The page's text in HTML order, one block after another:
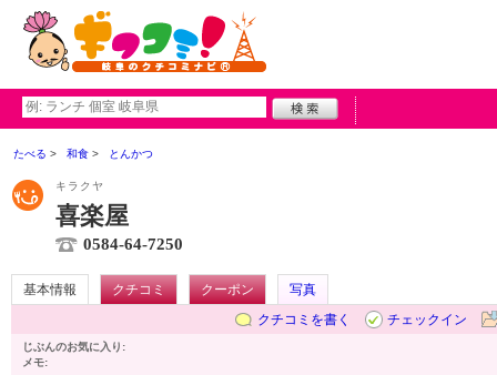
たべる 和食 とんかつ
キラクヤ
喜楽屋
0584-64-7250
基本情報 クチコミ クーポン
写真
クチコミを書く
チェックイン
じぶんのお気に入り:
メモ: